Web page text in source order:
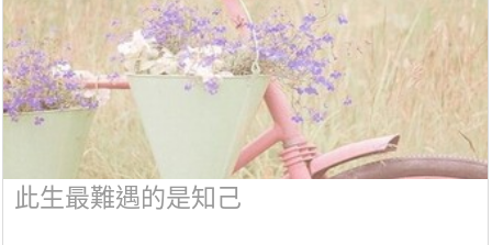
此生最難遇的是知己